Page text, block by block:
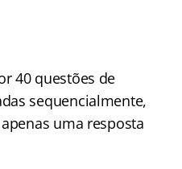
40 questões de
sequencialmente,
uma resposta